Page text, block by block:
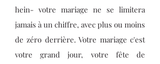
hein- votre mariage ne se limitera
jamais à un chiffre, avec plus ou moins
de zéro derrière. Votre mariage c'est
votre grand jour, votre fête de